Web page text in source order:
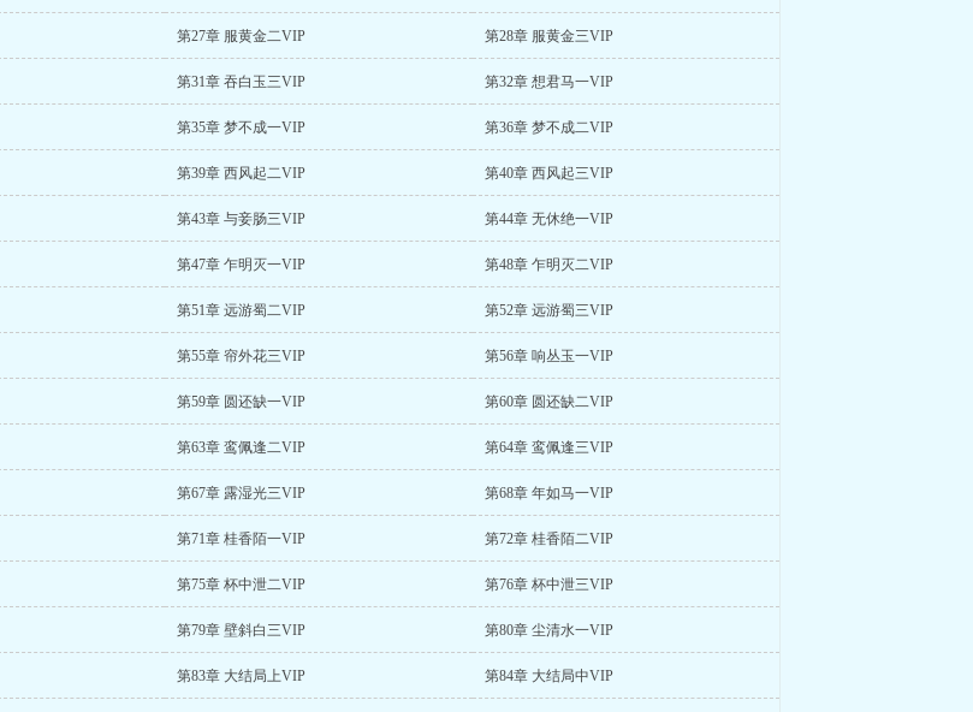
第27章 服黄金二VIP 第28章 服黄金三VIP
第31章 吞白玉三VIP 第32章 想君马一VIP
第35章 梦不成一VIP 第36章 梦不成二VIP
第39章 西风起二VIP 第40章 西风起三VIP
第43章 与妾肠三VIP 第44章 无休绝一VIP
第47章 乍明灭一VIP 第48章 乍明灭二VIP
第51章 远游蜀二VIP 第52章 远游蜀三VIP
第55章 帘外花三VIP 第56章 响丛玉一VIP
第59章 圆还缺一VIP 第60章 圆还缺二VIP
第63章 鸾佩逢二VIP 第64章 鸾佩逢三VIP
第67章 露湿光三VIP 第68章 年如马一VIP
第71章 桂香陌一VIP 第72章 桂香陌二VIP
第75章 杯中泄二VIP 第76章 杯中泄三VIP
第79章 壁斜白三VIP 第80章 尘清水一VIP
第83章 大结局上VIP 第84章 大结局中VIP